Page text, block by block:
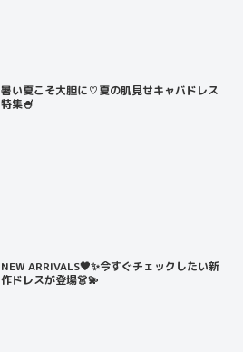
暑い夏こそ大胆に♡夏の肌見せキャバドレス
特集🍧
NEW ARRIVALS🖤✨今すぐチェックしたい新
作ドレスが登場👗💫